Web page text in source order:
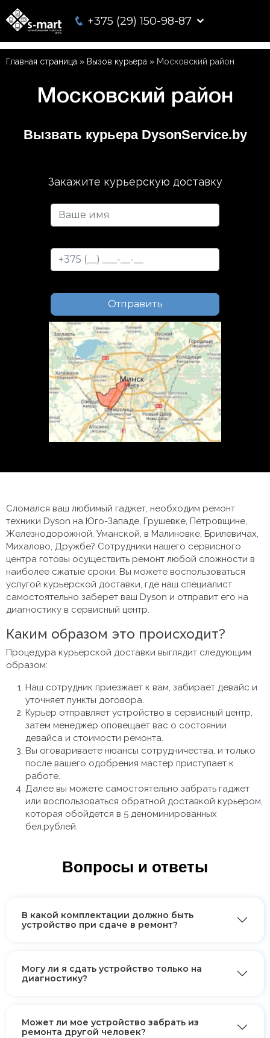
+375 (29) 150-98-87
Главная страница » Вызов курьера » Московский район
Московский район
Вызвать курьера DysonService.by
Закажите курьерскую доставку
Сломался ваш любимый гаджет, необходим ремонт
техники Dyson на Юго-Западе, Грушевке, Петровщине,
Железнодорожной, Уманской, в Малиновке, Брилевичах,
Михалово, Дружбе? Сотрудники нашего сервисного
центра готовы осуществить ремонт любой сложности в
наиболее сжатые сроки. Вы можете воспользоваться
услугой курьерской доставки, где наш специалист
самостоятельно заберет ваш Dyson и отправит его на
диагностику в сервисный центр.
Каким образом это происходит?
Процедура курьерской доставки выглядит следующим
образом:
Наш сотрудник приезжает к вам, забирает девайс и
уточняет пункты договора.
Курьер отправляет устройство в сервисный центр,
затем менеджер оповещает вас о состоянии
девайса и стоимости ремонта.
Вы оговариваете нюансы сотрудничества, и только
после вашего одобрения мастер приступает к
работе.
Далее вы можете самостоятельно забрать гаджет
или воспользоваться обратной доставкой курьером,
которая обойдется в 5 деноминированных
бел.рублей.
Вопросы и ответы
В какой комплектации должно быть
устройство при сдаче в ремонт?
Могу ли я сдать устройство только на
диагностику?
Может ли мое устройство забрать из
ремонта другой человек?